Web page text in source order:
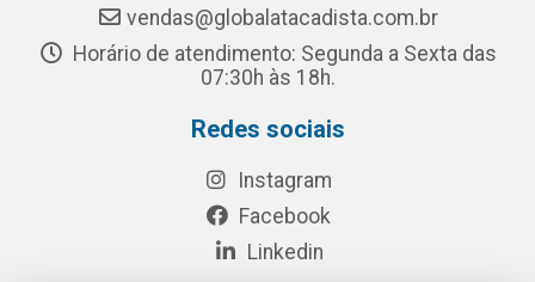
vendas@globalatacadista.com.br
Horário de atendimento: Segunda a Sexta das
07:30h às 18h.
Redes sociais
Instagram
Facebook
Linkedin